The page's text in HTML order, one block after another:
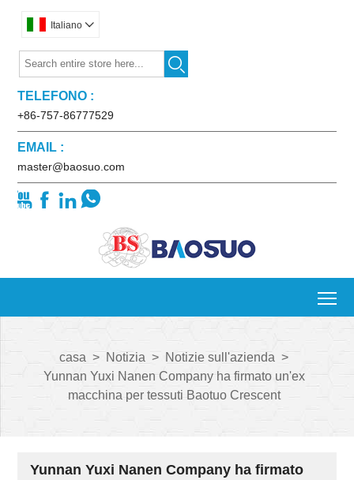
Italiano 

TELEFONO :
+86-757-86777529
EMAIL :
master@baosuo.com
   
casa > Notizia > Notizie sull'azienda >
Yunnan Yuxi Nanen Company ha firmato un'ex
macchina per tessuti Baotuo Crescent
Yunnan Yuxi Nanen Company ha firmato